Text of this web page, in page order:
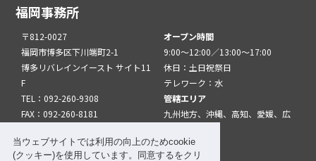
当ウェブサイトでは利用の向上のためcookie
(クッキー)を使用しています。同意するをクリ
福岡事務所
〒812-0027
福岡市博多区下川端町2-1
博多リバレインイースト サイト11
F
TEL：092-260-9308
FAX：092-260-8181
オープン時間
9:00～12:00／13:00～17:00
休日：土日祝祭日
テレワーク：水
管轄エリア
九州地方、沖縄、高知、愛媛、広